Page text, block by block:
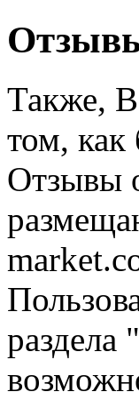
Также,
том, как
Отзывы